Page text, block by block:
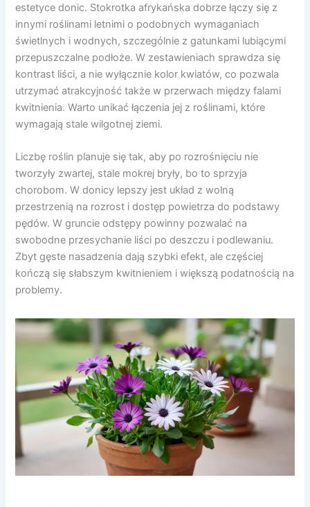
estetyce donic. Stokrotka afrykańska dobrze łączy się z
innymi roślinami letnimi o podobnych wymaganiach
świetlnych i wodnych, szczególnie z gatunkami lubiącymi
przepuszczalne podłoże. W zestawieniach sprawdza się
kontrast liści, a nie wyłącznie kolor kwiatów, co pozwala
utrzymać atrakcyjność także w przerwach między falami
kwitnienia. Warto unikać łączenia jej z roślinami, które
wymagają stale wilgotnej ziemi.
Liczbę roślin planuje się tak, aby po rozrośnięciu nie
tworzyły zwartej, stale mokrej bryły, bo to sprzyja
chorobom. W donicy lepszy jest układ z wolną
przestrzenią na rozrost i dostęp powietrza do podstawy
pędów. W gruncie odstępy powinny pozwalać na
swobodne przesychanie liści po deszczu i podlewaniu.
Zbyt gęste nasadzenia dają szybki efekt, ale częściej
kończą się słabszym kwitnieniem i większą podatnością na
problemy.